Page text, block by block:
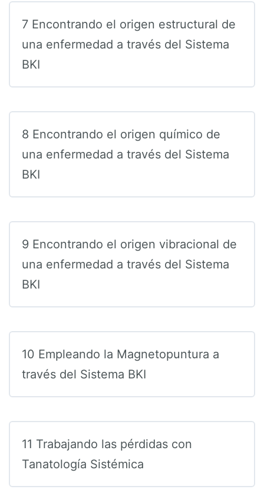
7 Encontrando el origen estructural de
una enfermedad a través del Sistema
BKI
8 Encontrando el origen químico de
una enfermedad a través del Sistema
BKI
9 Encontrando el origen vibracional de
una enfermedad a través del Sistema
BKI
10 Empleando la Magnetopuntura a
través del Sistema BKI
11 Trabajando las pérdidas con
Tanatología Sistémica